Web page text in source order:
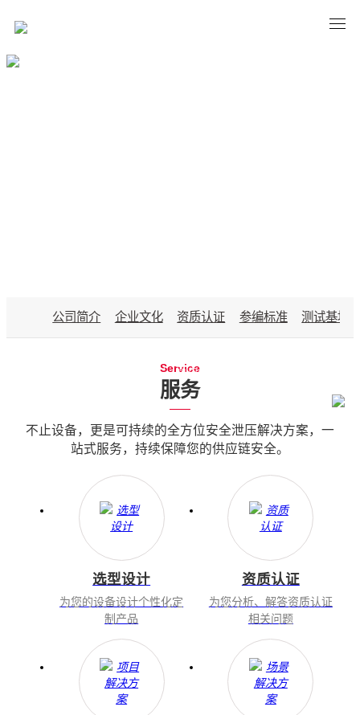
ABOUT BASCO
关于八方
您当前所在的位置：首页
公司简介 企业文化 资质认证 参编标准 测试基地
Service
服务
不止设备，更是可持续的全方位安全泄压解决方案，一
站式服务，持续保障您的供应链安全。
选型设计
为您的设备设计个性化定
制产品
资质认证
为您分析、解答资质认证
相关问题